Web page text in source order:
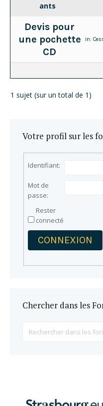
ants
Devis pour
une pochette
CD
in:
1 sujet (sur un total de 1)
Votre profil sur les
Identifiant:
Mot de
passe:
Rester
connecté
CONNEXION
Chercher dans les